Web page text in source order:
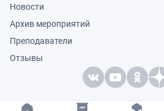
Новости
Архив мероприятий
Преподаватели
Отзывы